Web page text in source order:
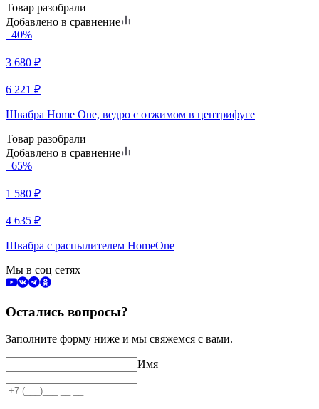
Товар разобрали
Добавлено в сравнение
–40%
3 680 ₽
6 221 ₽
Швабра Home One, ведро с отжимом в центрифуге
Товар разобрали
Добавлено в сравнение
–65%
1 580 ₽
4 635 ₽
Швабра с распылителем HomeOne
Мы в соц сетях
Остались вопросы?
Заполните форму ниже и мы свяжемся с вами.
Имя